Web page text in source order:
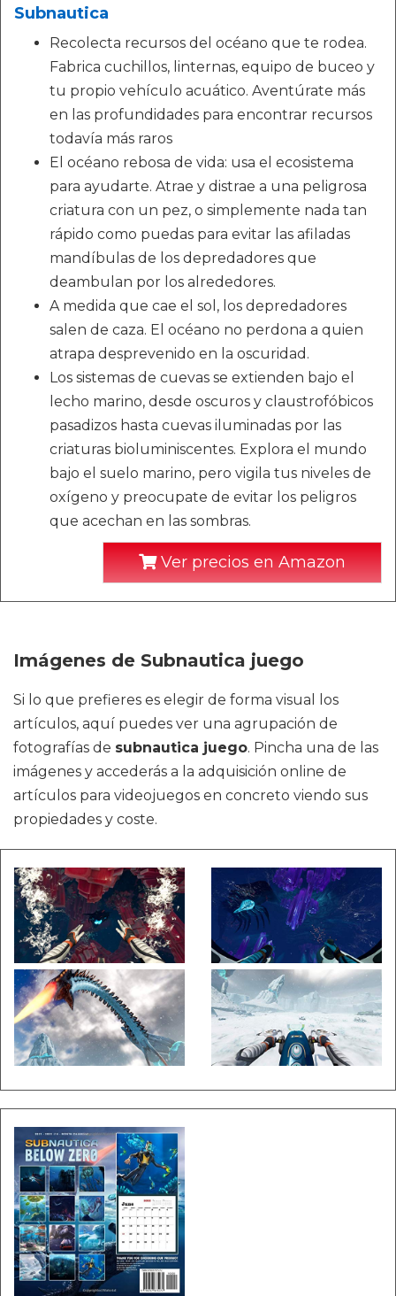
Subnautica
Recolecta recursos del océano que te rodea.
Fabrica cuchillos, linternas, equipo de buceo y
tu propio vehículo acuático. Aventúrate más
en las profundidades para encontrar recursos
todavía más raros
El océano rebosa de vida: usa el ecosistema
para ayudarte. Atrae y distrae a una peligrosa
criatura con un pez, o simplemente nada tan
rápido como puedas para evitar las afiladas
mandíbulas de los depredadores que
deambulan por los alrededores.
A medida que cae el sol, los depredadores
salen de caza. El océano no perdona a quien
atrapa desprevenido en la oscuridad.
Los sistemas de cuevas se extienden bajo el
lecho marino, desde oscuros y claustrofóbicos
pasadizos hasta cuevas iluminadas por las
criaturas bioluminiscentes. Explora el mundo
bajo el suelo marino, pero vigila tus niveles de
oxígeno y preocupate de evitar los peligros
que acechan en las sombras.
Ver precios en Amazon
Imágenes de Subnautica juego
Si lo que prefieres es elegir de forma visual los
artículos, aquí puedes ver una agrupación de
fotografías de subnautica juego. Pincha una de las
imágenes y accederás a la adquisición online de
artículos para videojuegos en concreto viendo sus
propiedades y coste.